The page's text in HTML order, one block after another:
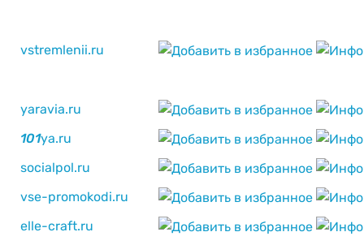
vstremlenii.ru
yaravia.ru
101ya.ru
socialpol.ru
vse-promokodi.ru
elle-craft.ru